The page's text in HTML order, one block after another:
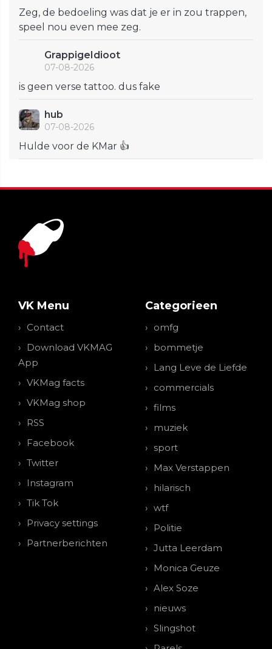
Zeg, de bedoeling was dat je er in zou trappen,
speel nou even mee zeg.
GrappigeIdioot
07-08-2026
is geen verse tattoo. dus fake
hub
07-08-2026
Hulde voor de KMar 👍
VK Menu
Contact
Download VKMAG
App
VKMag facts
VKMag shop
RSS
Facebook
Twitter
Instagram
Tik Tok
Privacy settings
Partnerberichten
Categorieen
omfg
bommetje
Lang Leve de Liefde
commercials
films
muziek
sport
Max Verstappen
hilarisch
wtf
Politie
Jutta Leerdam
Monica Geuze
Alex Soze
nieuws
Slingshot